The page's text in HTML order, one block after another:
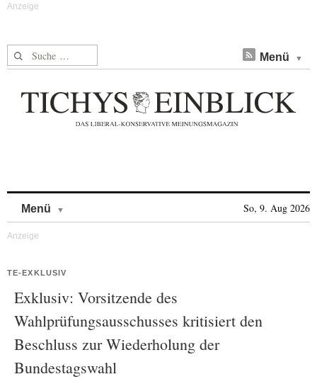
Suche nach: Menü
Menü So, 9. Aug 2026
TE-EXKLUSIV
Exklusiv: Vorsitzende des
Wahlprüfungsausschusses kritisiert den
Beschluss zur Wiederholung der
Bundestagswahl